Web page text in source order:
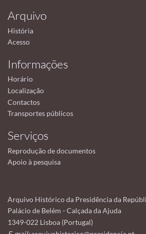
Arquivo
História
Acesso
Informações
Horário
Localização
Contactos
Transportes públicos
Serviços
Reprodução de documentos
Apoio à pesquisa
Arquivo Histórico da Presidência da
Palácio de Belém - Calçada da Ajuda
1349-022 Lisboa (Portugal)